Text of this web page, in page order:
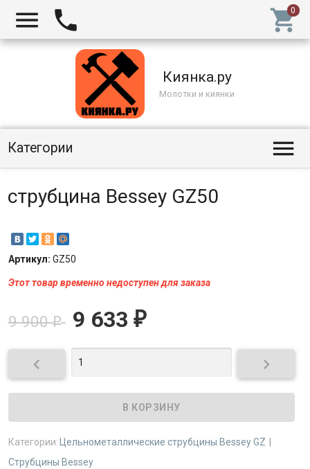
  
Киянка.ру
Молотки и киянки
Категории 
струбцина Bessey GZ50
Артикул: GZ50
Этот товар временно недоступен для заказа
9 900₽ 9 633 ₽
 
Категории:Цельнометаллические струбцины Bessey GZ
Струбцины Bessey